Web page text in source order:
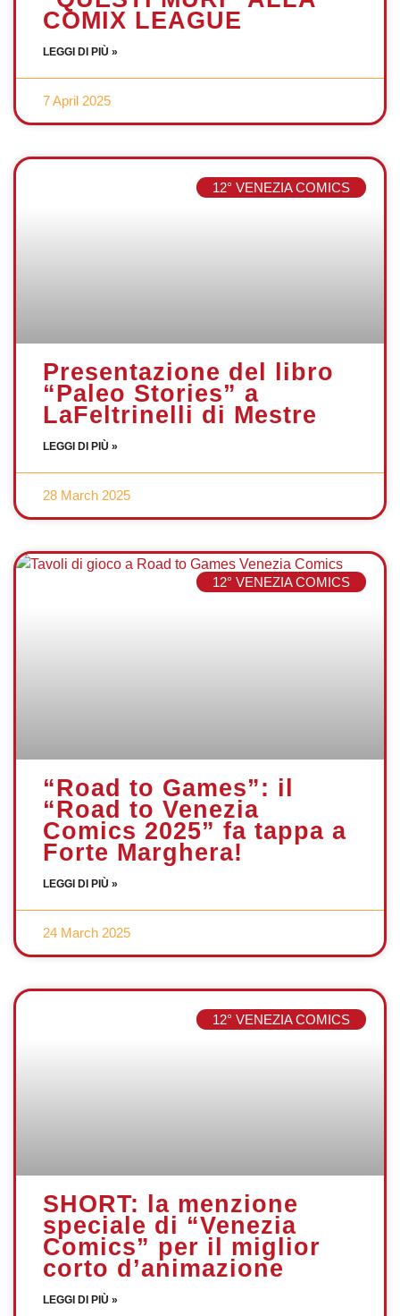
COMIX LEAGUE
LEGGI DI PIÙ »
7 April 2025
12° VENEZIA COMICS
Presentazione del libro
“Paleo Stories” a
LaFeltrinelli di Mestre
LEGGI DI PIÙ »
28 March 2025
12° VENEZIA COMICS
“Road to Games”: il
“Road to Venezia
Comics 2025” fa tappa a
Forte Marghera!
LEGGI DI PIÙ »
24 March 2025
12° VENEZIA COMICS
SHORT: la menzione
speciale di “Venezia
Comics” per il miglior
corto d’animazione
LEGGI DI PIÙ »